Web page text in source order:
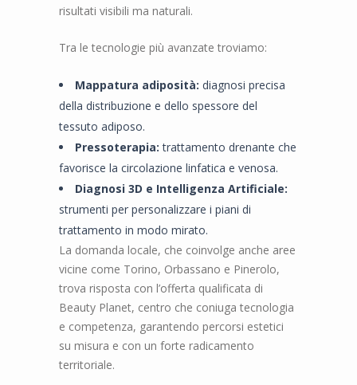
risultati visibili ma naturali.
Tra le tecnologie più avanzate troviamo:
Mappatura adiposità: diagnosi precisa
della distribuzione e dello spessore del
tessuto adiposo.
Pressoterapia: trattamento drenante che
favorisce la circolazione linfatica e venosa.
Diagnosi 3D e Intelligenza Artificiale:
strumenti per personalizzare i piani di
trattamento in modo mirato.
La domanda locale, che coinvolge anche aree
vicine come Torino, Orbassano e Pinerolo,
trova risposta con l’offerta qualificata di
Beauty Planet, centro che coniuga tecnologia
e competenza, garantendo percorsi estetici
su misura e con un forte radicamento
territoriale.